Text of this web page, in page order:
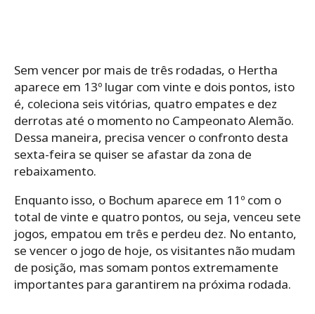
Sem vencer por mais de três rodadas, o Hertha
aparece em 13º lugar com vinte e dois pontos, isto
é, coleciona seis vitórias, quatro empates e dez
derrotas até o momento no Campeonato Alemão.
Dessa maneira, precisa vencer o confronto desta
sexta-feira se quiser se afastar da zona de
rebaixamento.
Enquanto isso, o Bochum aparece em 11º com o
total de vinte e quatro pontos, ou seja, venceu sete
jogos, empatou em três e perdeu dez. No entanto,
se vencer o jogo de hoje, os visitantes não mudam
de posição, mas somam pontos extremamente
importantes para garantirem na próxima rodada.